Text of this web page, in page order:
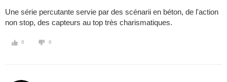
Une série percutante servie par des scénarii en béton, de l'action
non stop, des capteurs au top très charismatiques.
0 0